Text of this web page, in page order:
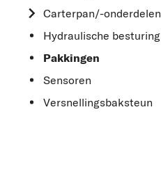
Carterpan/-onderdelen
Hydraulische besturing
Pakkingen
Sensoren
Versnellingsbaksteun